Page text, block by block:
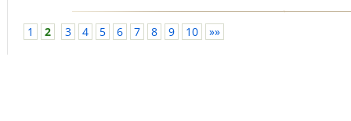
1 2 3 4 5 6 7 8 9 10 »»